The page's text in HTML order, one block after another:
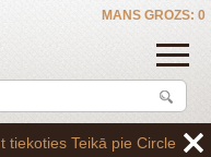
MANS GROZS: 0
Teikā pie Circle K